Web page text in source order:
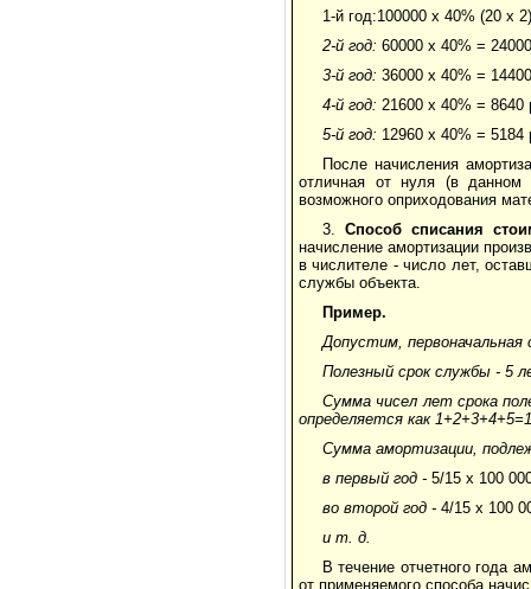
1-й год:100000 х 40% (20 х
2-й год: 60000 х 40% =
3-й год: 36000 х 40% =
4-й год: 21600 х 40% = 8640
5-й год: 12960 х 40% = 5184
После начисления
отличная от нуля (в данном
возможного оприходования
3. Способ списания
начисление амортизации
в числителе - число лет,
службы объекта.
Пример.
Допустим,
Полезный срок службы - 5
Сумма чисел лет срока
опреде­ляется как
Сумма амортизации,
в первый год - 5/15 х 100
во второй год - 4/15 х 100
и т. д.
В течение отчетного года
от применяемого способа